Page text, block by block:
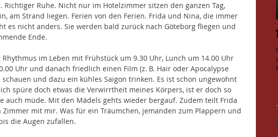
Richtiger Ruhe. Nicht nur im Hotelzimmer sitzen den ganzen Tag,
am Strand liegen. Ferien von den Ferien. Frida und Nina, die immer
es nicht anders. Sie werden bald zurück nach Göteborg fliegen und
Ende.
im Leben mit Frühstück um 9.30 Uhr, Lunch um 14.00 Uhr
Uhr und danach friedlich einen Film (z. B. Hair oder Apocalypse
schauen und dazu ein kühles Saigon trinken. Es ist schon ungewohnt
spüre doch etwas die Verwirrtheit meines Körpers, ist er doch so
auch müde. Mit den Mädels gehts wieder bergauf. Zudem teilt Frida
mit mir. Was für ein Träumchen, jemanden zum Plappern und
die Augen zufallen.